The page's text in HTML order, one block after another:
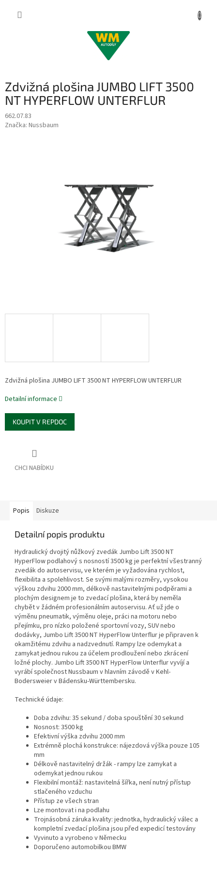
Zdvižná plošina JUMBO LIFT 3500
NT HYPERFLOW UNTERFLUR
662.07.83
Značka: Nussbaum
Zdvižná plošina JUMBO LIFT 3500 NT HYPERFLOW UNTERFLUR
Detailní informace
KOUPIT V REPDOC
Popis Diskuze
Detailní popis produktu
Hydraulický dvojitý nůžkový zvedák Jumbo Lift 3500 NT
HyperFlow podlahový s nosností 3500 kg je perfektní všestranný
zvedák do autoservisu, ve kterém je vyžadována rychlost,
flexibilita a spolehlivost. Se svými malými rozměry, vysokou
výškou zdvihu 2000 mm, délkově nastavitelnými podpěrami a
plochým designem je to zvedací plošina, která by neměla
chybět v žádném profesionálním autoservisu. Ať už jde o
výměnu pneumatik, výměnu oleje, práci na motoru nebo
přejímku, pro nízko položené sportovní vozy, SUV nebo
dodávky, Jumbo Lift 3500 NT HyperFlow Unterflur je připraven k
okamžitému zdvihu a nadzvednutí. Rampy lze odemykat a
zamykat jednou rukou za účelem prodloužení nebo zkrácení
ložné plochy. Jumbo Lift 3500 NT HyperFlow Unterflur vyvíjí a
vyrábí společnost Nussbaum v hlavním závodě v Kehl-
Bodersweier v Bádensku-Württembersku.
Technické údaje:
Doba zdvihu: 35 sekund / doba spouštění 30 sekund
Nosnost: 3500 kg
Efektivní výška zdvihu 2000 mm
Extrémně plochá konstrukce: nájezdová výška pouze 105
mm
Délkově nastavitelný držák - rampy lze zamykat a
odemykat jednou rukou
Flexibilní montáž: nastavitelná šířka, není nutný přístup
stlačeného vzduchu
Přístup ze všech stran
Lze montovat i na podlahu
Trojnásobná záruka kvality: jednotka, hydraulický válec a
kompletní zvedací plošina jsou před expedicí testovány
Vyvinuto a vyrobeno v Německu
Doporučeno automobilkou BMW